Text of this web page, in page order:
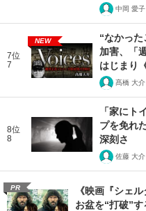
中岡 愛子
7位
7
NEW
“なかっ
加害、「
はじまり
髙橋 大介
8位
8
「家にト
プを免れ
深刻さ
佐藤 大介
PR
《映画『シェ
お盆を“打破”